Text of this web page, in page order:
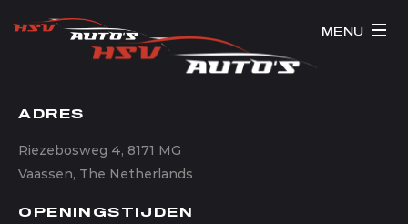
MENU
ADRES
Riezebosweg 4, 8171 MG
Vaassen, The Netherlands
OPENINGSTIJDEN